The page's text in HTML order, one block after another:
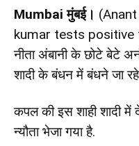
Mumbai मुंबई।
kumar tests positive
नीता अंबानी के छोटे बेटे
शादी के बंधन में बंधने जा
कपल की इस शाही शादी में
न्यौता भेजा गया है.